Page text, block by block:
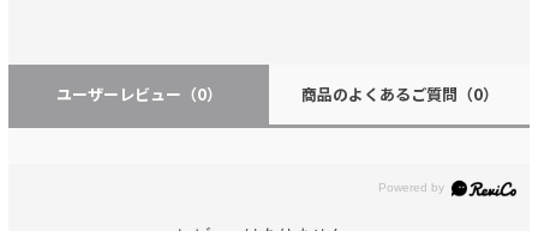
ユーザーレビュー （0） 商品のよくあるご質問 （0）